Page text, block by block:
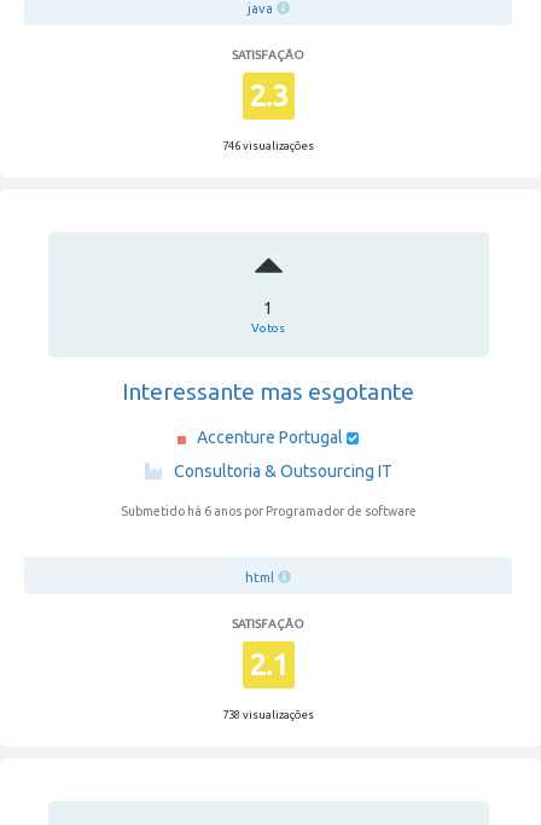
java
SATISFAÇÃO
2.3
746 visualizações
1
Votos
Interessante mas esgotante
Accenture Portugal
·
Consultoria & Outsourcing IT
Submetido há 6 anos por Programador de software
html
SATISFAÇÃO
2.1
738 visualizações